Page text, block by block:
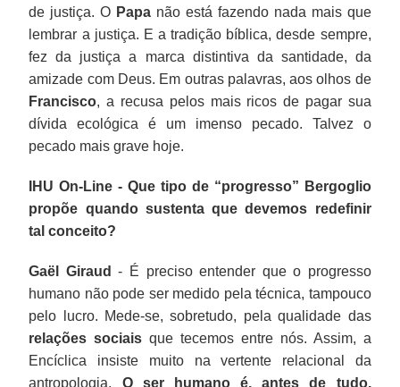
de justiça. O Papa não está fazendo nada mais que
lembrar a justiça. E a tradição bíblica, desde sempre,
fez da justiça a marca distintiva da santidade, da
amizade com Deus. Em outras palavras, aos olhos de
Francisco, a recusa pelos mais ricos de pagar sua
dívida ecológica é um imenso pecado. Talvez o
pecado mais grave hoje.
IHU On-Line - Que tipo de “progresso” Bergoglio
propõe quando sustenta que devemos redefinir
tal conceito?
Gaël Giraud - É preciso entender que o progresso
humano não pode ser medido pela técnica, tampouco
pelo lucro. Mede-se, sobretudo, pela qualidade das
relações sociais que tecemos entre nós. Assim, a
Encíclica insiste muito na vertente relacional da
antropologia. O ser humano é, antes de tudo,